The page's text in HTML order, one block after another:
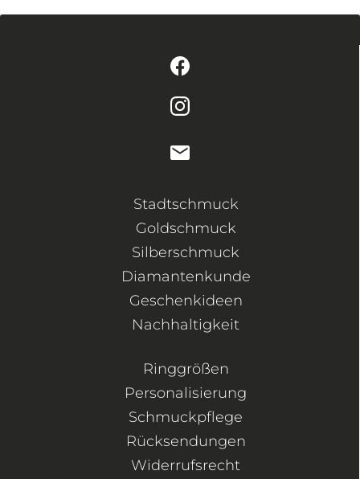
Stadtschmuck
Goldschmuck
Silberschmuck
Diamantenkunde
Geschenkideen
Nachhaltigkeit
Ringgrößen
Personalisierung
Schmuckpflege
Rücksendungen
Widerrufsrecht